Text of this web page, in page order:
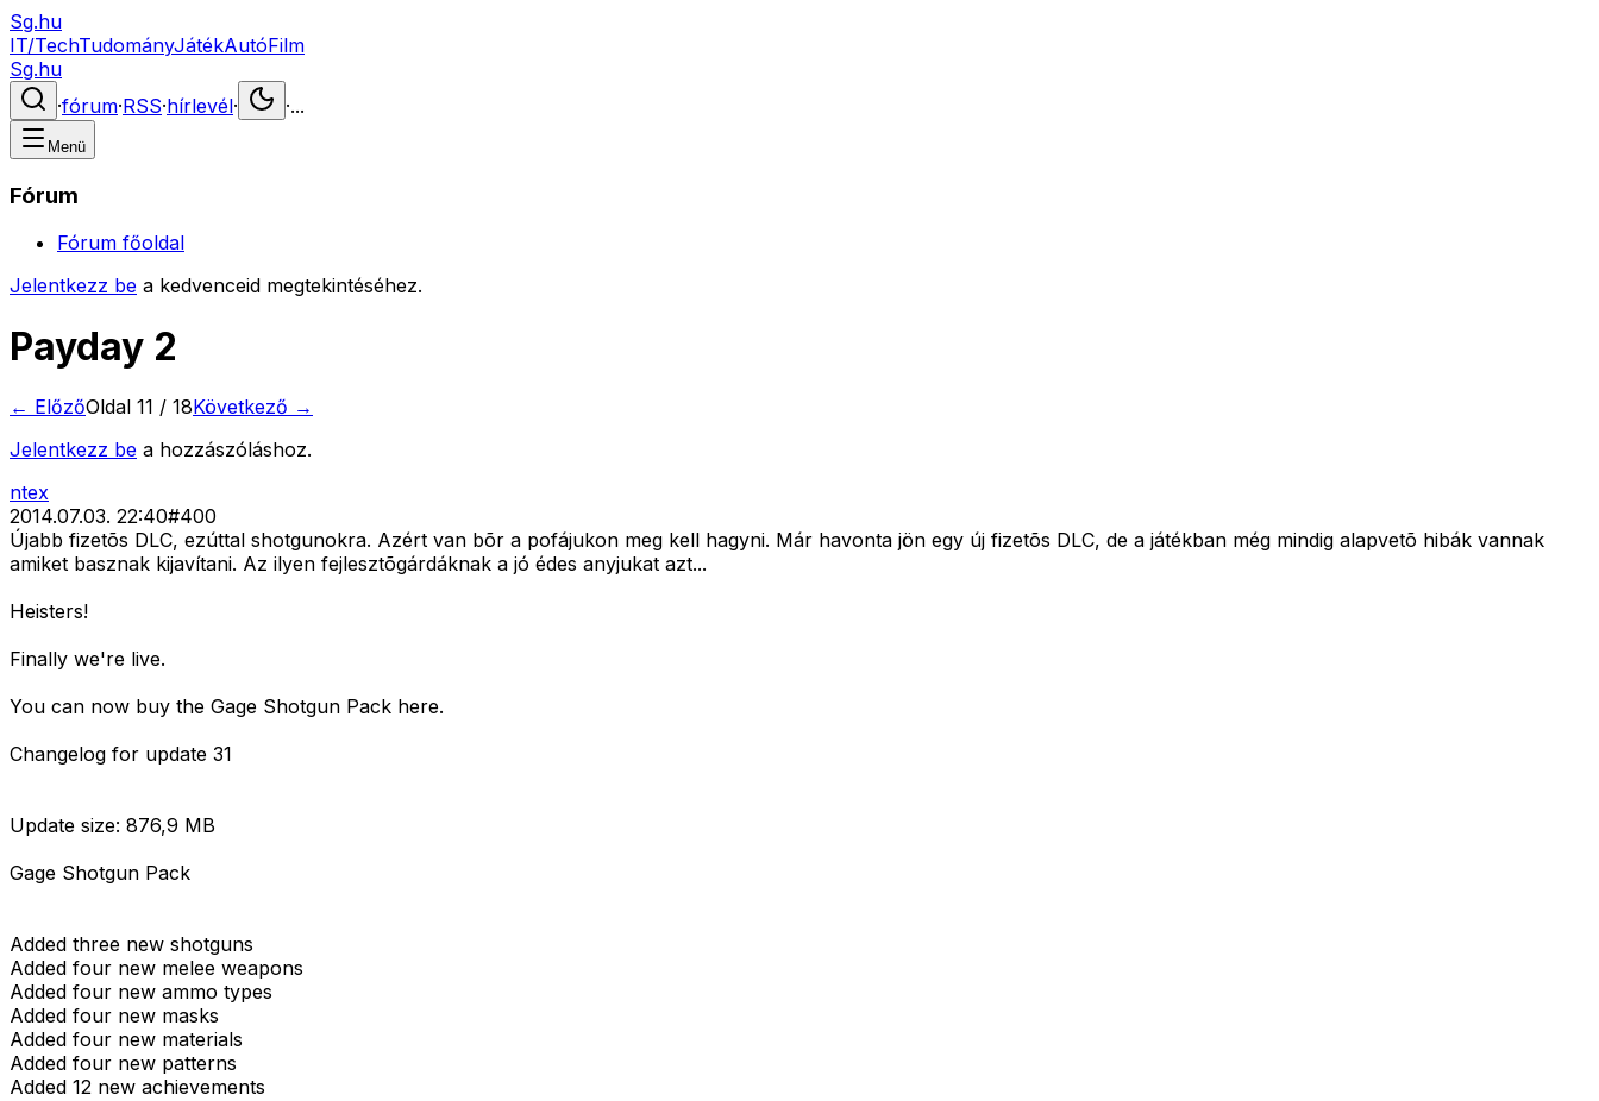
Sg.hu
IT/TechTudományJátékAutóFilm
Sg.hu
·fórum·RSS·hírlevél· ·...
Menü
Fórum
Fórum főoldal
Jelentkezz be a kedvenceid megtekintéséhez.
Payday 2
← ElőzőOldal 11 / 18Következő →
Jelentkezz be a hozzászóláshoz.
ntex
2014.07.03. 22:40#400
Újabb fizetõs DLC, ezúttal shotgunokra. Azért van bõr a pofájukon meg kell hagyni. Már havonta jön egy új fizetõs DLC, de a játékban még mindig alapvetõ hibák vannak
amiket basznak kijavítani. Az ilyen fejlesztõgárdáknak a jó édes anyjukat azt...
Heisters!
Finally we're live.
You can now buy the Gage Shotgun Pack here.
Changelog for update 31
Update size: 876,9 MB
Gage Shotgun Pack
Added three new shotguns
Added four new melee weapons
Added four new ammo types
Added four new masks
Added four new materials
Added four new patterns
Added 12 new achievements